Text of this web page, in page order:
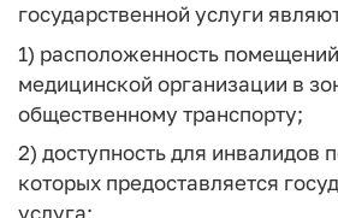
государственной услуги
1) расположенность
медицинской организации в
общественному транспорту;
2) доступность для инвалидов
которых предоставляется
услуга;